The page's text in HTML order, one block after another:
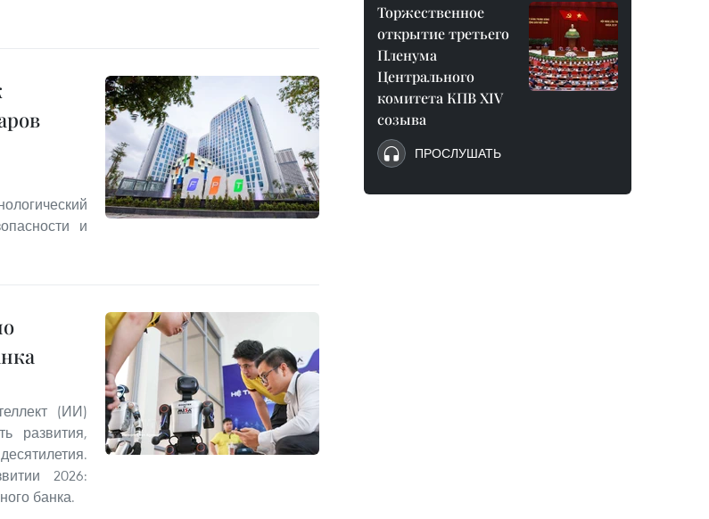
и
(ИИ)
развития,
2026:
банка.
Торжественное
открытие третьего
Пленума
Центрального
комитета КПВ XIV
созыва
ПРОСЛУШАТЬ